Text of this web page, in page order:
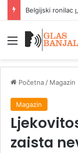
Belgijski ronilac
Meni
Početna / Magazin
Magazin
zaista